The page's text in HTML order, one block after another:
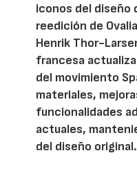
iconos del diseño
reedición de
Henrik Thor-
francesa
del movimiento
materiales,
funcionalidades
actuales,
del diseño original.